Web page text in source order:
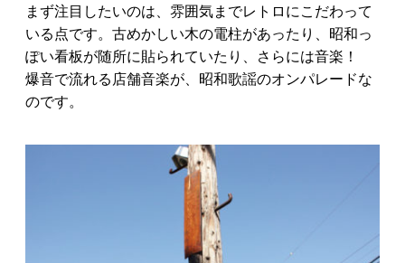
まず注目したいのは、雰囲気までレトロにこだわって
いる点です。古めかしい木の電柱があったり、昭和っ
ぽい看板が随所に貼られていたり、さらには音楽！
爆音で流れる店舗音楽が、昭和歌謡のオンパレードな
のです。